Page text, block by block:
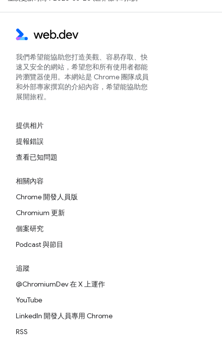
我們希望能協助您打造美觀、容易存取、快
速又安全的網站，希望您和所有使用者都能
跨瀏覽器使用。本網站是 Chrome 團隊成員
和外部專家撰寫的介紹內容，希望能協助您
展開旅程。
提供相片
提報錯誤
查看已知問題
相關內容
Chrome 開發人員版
Chromium 更新
個案研究
Podcast 與節目
追蹤
@ChromiumDev 在 X 上運作
YouTube
LinkedIn 開發人員專用 Chrome
RSS